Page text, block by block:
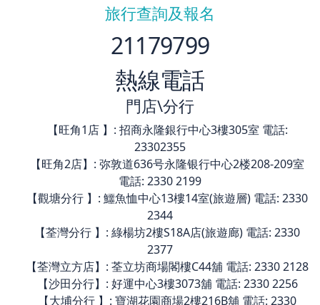
旅行查詢及報名
21179799
熱線電話
門店\分行
【旺角1店 】: 招商永隆銀行中心3樓305室 電話:
23302355
【旺角2店】: 弥敦道636号永隆银行中心2楼208-209室
電話: 2330 2199
【觀塘分行 】: 鱷魚恤中心13樓14室(旅遊層) 電話: 2330
2344
【荃灣分行 】: 綠楊坊2樓S18A店(旅遊廊) 電話: 2330
2377
【荃灣立方店】: 荃立坊商場閣樓C44舖 電話: 2330 2128
【沙田分行】: 好運中心3樓3073舖 電話: 2330 2256
【大埔分行 】: 寶湖花園商場2樓216B舖 電話: 2330